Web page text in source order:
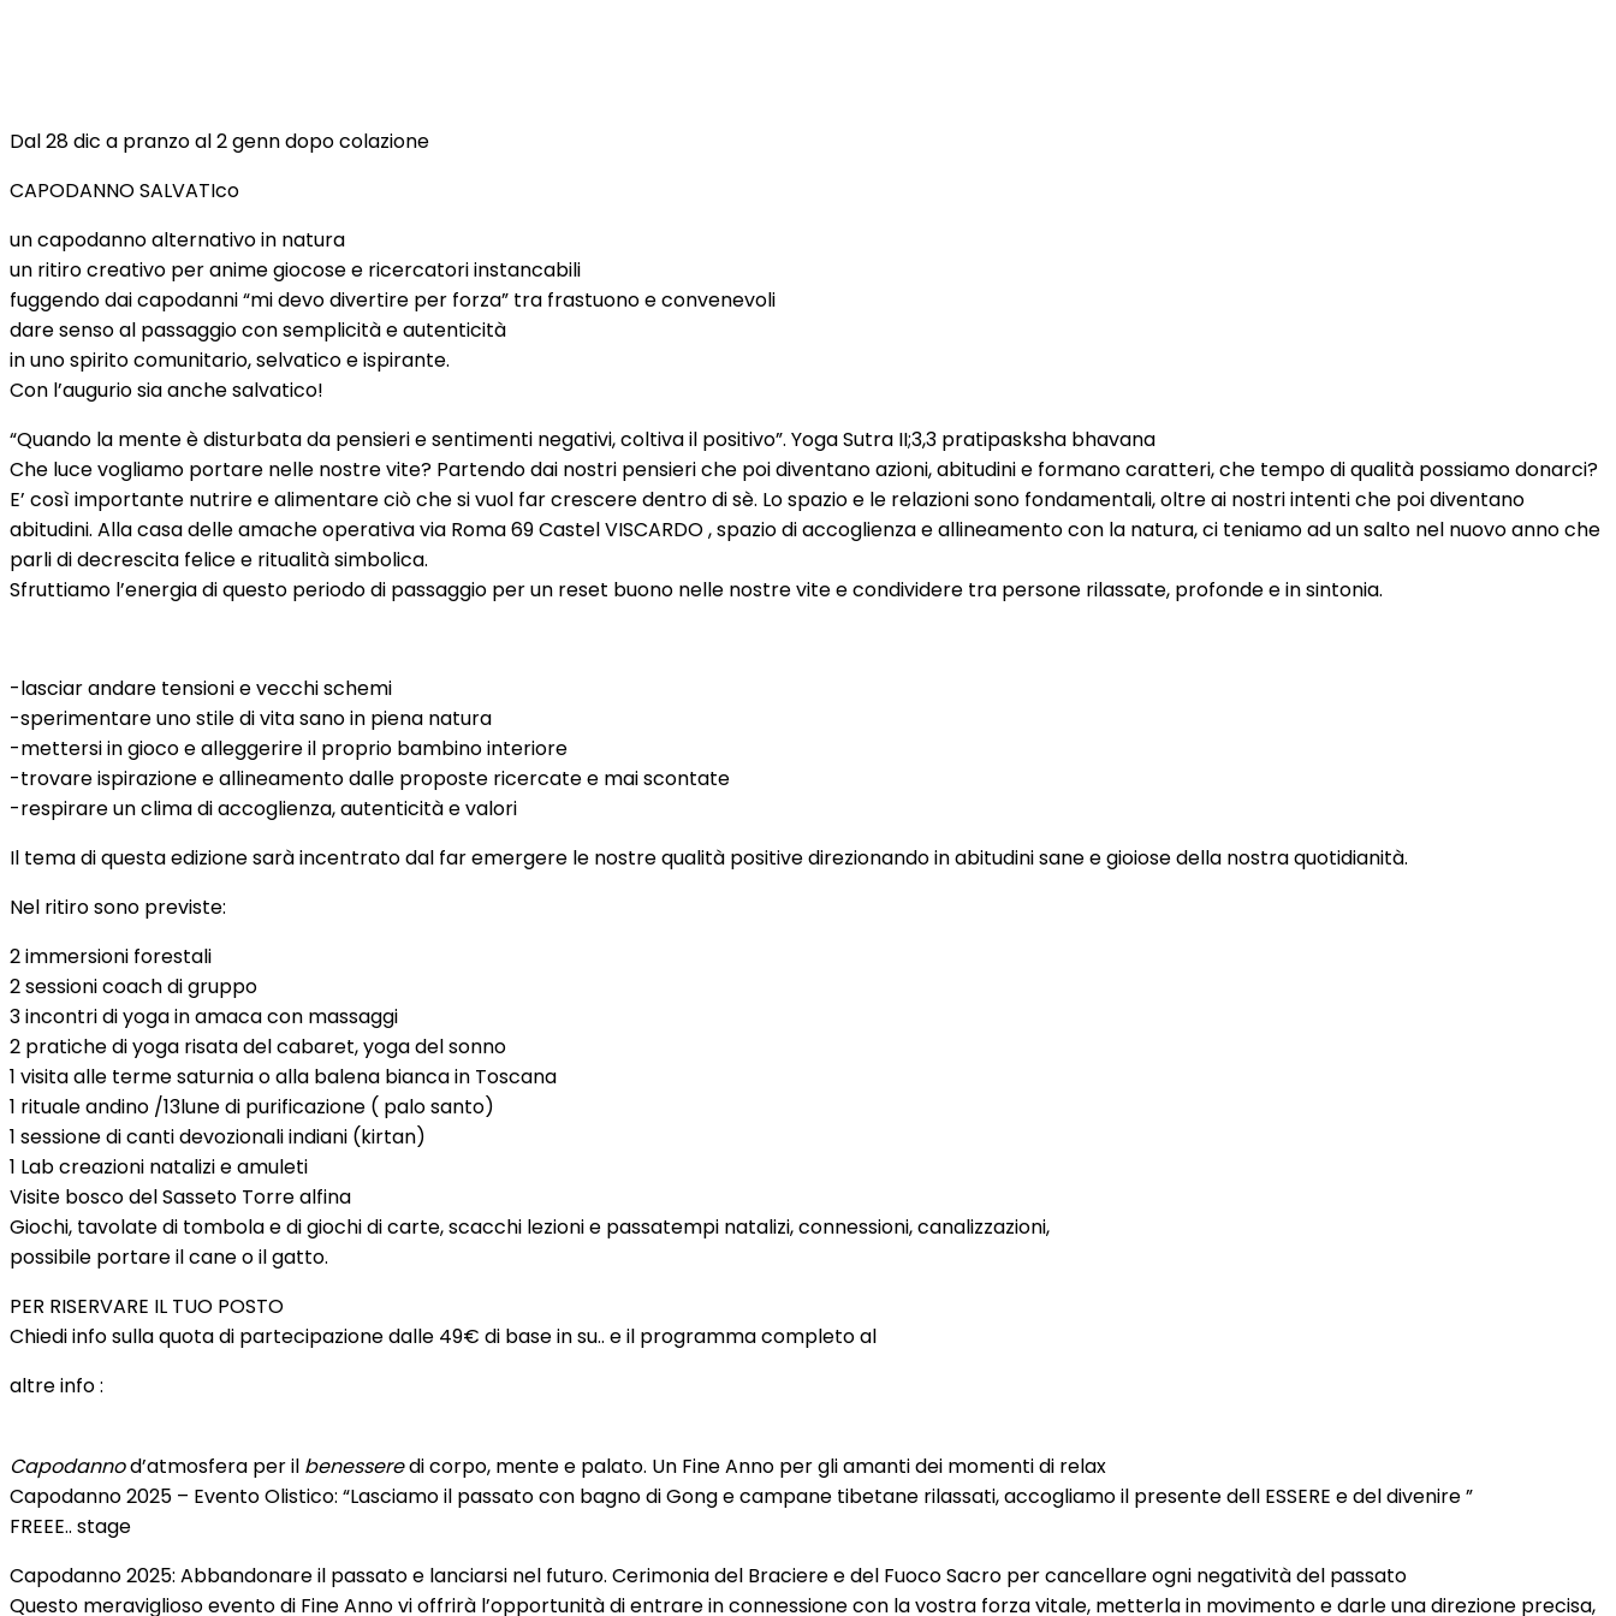
Dal 28 dic a pranzo al 2 genn dopo colazione
CAPODANNO SALVATIco
un capodanno alternativo in natura
un ritiro creativo per anime giocose e ricercatori instancabili
fuggendo dai capodanni “mi devo divertire per forza” tra frastuono e convenevoli
dare senso al passaggio con semplicità e autenticità
in uno spirito comunitario, selvatico e ispirante.
Con l’augurio sia anche salvatico!
“Quando la mente è disturbata da pensieri e sentimenti negativi, coltiva il positivo”. Yoga Sutra II;3,3 pratipasksha bhavana
Che luce vogliamo portare nelle nostre vite? Partendo dai nostri pensieri che poi diventano azioni, abitudini e formano caratteri, che tempo di qualità possiamo donarci?
E’ così importante nutrire e alimentare ciò che si vuol far crescere dentro di sè. Lo spazio e le relazioni sono fondamentali, oltre ai nostri intenti che poi diventano
abitudini. Alla casa delle amache operativa via Roma 69 Castel VISCARDO , spazio di accoglienza e allineamento con la natura, ci teniamo ad un salto nel nuovo anno che
parli di decrescita felice e ritualità simbolica.
Sfruttiamo l’energia di questo periodo di passaggio per un reset buono nelle nostre vite e condividere tra persone rilassate, profonde e in sintonia.
-lasciar andare tensioni e vecchi schemi
-sperimentare uno stile di vita sano in piena natura
-mettersi in gioco e alleggerire il proprio bambino interiore
-trovare ispirazione e allineamento dalle proposte ricercate e mai scontate
-respirare un clima di accoglienza, autenticità e valori
Il tema di questa edizione sarà incentrato dal far emergere le nostre qualità positive direzionando in abitudini sane e gioiose della nostra quotidianità.
Nel ritiro sono previste:
2 immersioni forestali
2 sessioni coach di gruppo
3 incontri di yoga in amaca con massaggi
2 pratiche di yoga risata del cabaret, yoga del sonno
1 visita alle terme saturnia o alla balena bianca in Toscana
1 rituale andino /13lune di purificazione ( palo santo)
1 sessione di canti devozionali indiani (kirtan)
1 Lab creazioni natalizi e amuleti
Visite bosco del Sasseto Torre alfina
Giochi, tavolate di tombola e di giochi di carte, scacchi lezioni e passatempi natalizi, connessioni, canalizzazioni,
possibile portare il cane o il gatto.
PER RISERVARE IL TUO POSTO
Chiedi info sulla quota di partecipazione dalle 49€ di base in su.. e il programma completo al
altre info :
Capodannod’atmosfera per il benesseredi corpo, mente e palato. Un Fine Anno per gli amanti dei momenti di relax
Capodanno 2025 – Evento Olistico: “Lasciamo il passato con bagno di Gong e campane tibetane rilassati, accogliamo il presente dell ESSERE e del divenire ”
FREEE.. stage
Capodanno 2025: Abbandonare il passato e lanciarsi nel futuro. Cerimonia del Braciere e del Fuoco Sacro per cancellare ogni negatività del passato
Questo meraviglioso evento di Fine Anno vi offrirà l’opportunità di entrare in connessione con la vostra forza vitale, metterla in movimento e darle una direzione precisa,